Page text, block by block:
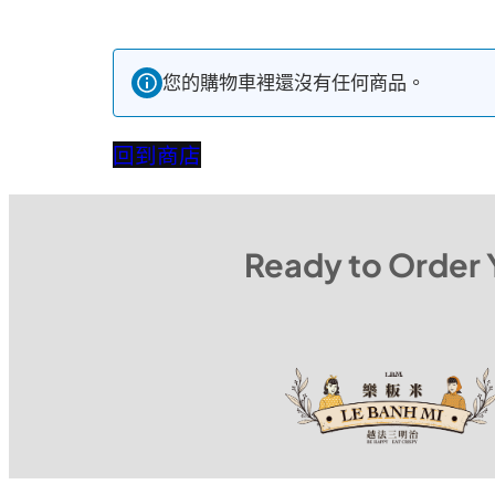
您的購物車裡還沒有任何商品。
回到商店
Ready to Order